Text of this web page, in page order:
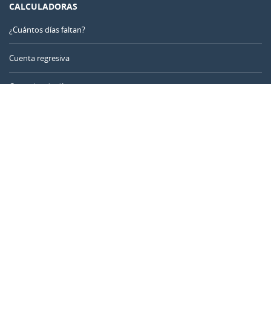
CALCULADORAS
¿Cuántos días faltan?
Cuenta regresiva
Contador de días